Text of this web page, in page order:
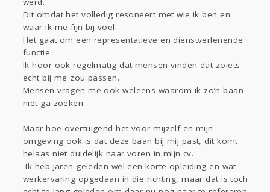
Sport
Horen
Lezen
Dit omdat het volledig resoneert met wie ik ben en
waar ik me fijn bij voel.
Het gaat om een representatieve en dienstverlenende
functie.
Ik hoor ook regelmatig dat mensen vinden dat zoiets
echt bij me zou passen.
Mensen vragen me ook weleens waarom ik zo’n baan
niet ga zoeken.
Maar hoe overtuigend het voor mijzelf en mijn
omgeving ook is dat deze baan bij mij past, dit komt
helaas niet duidelijk naar voren in mijn cv.
-Ik heb jaren geleden wel een korte opleiding en wat
werkervaring opgedaan in die richting, maar dat is toch